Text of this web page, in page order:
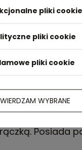
83 cm
poliestru 170T z
Posiada
pliki
pliki cookie
pliki cookie
WYBRANE